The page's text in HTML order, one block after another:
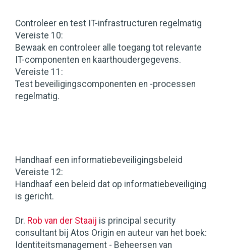
Controleer en test IT-infrastructuren regelmatig
Vereiste 10:
Bewaak en controleer alle toegang tot relevante
IT-componenten en kaarthoudergegevens.
Vereiste 11:
Test beveiligingscomponenten en -processen
regelmatig.
Handhaaf een informatiebeveiligingsbeleid
Vereiste 12:
Handhaaf een beleid dat op informatiebeveiliging
is gericht.
Dr. Rob van der Staaij is principal security
consultant bij Atos Origin en auteur van het boek:
Identiteitsmanagement - Beheersen van